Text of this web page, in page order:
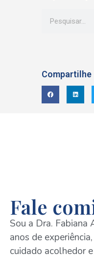
Compartilhe
Fale
Sou a Dra. Fabiana
anos de
cuidado acolhedor